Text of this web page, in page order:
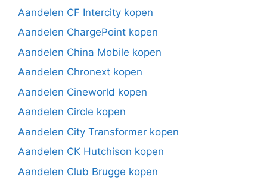
Aandelen CF Intercity kopen
Aandelen ChargePoint kopen
Aandelen China Mobile kopen
Aandelen Chronext kopen
Aandelen Cineworld kopen
Aandelen Circle kopen
Aandelen City Transformer kopen
Aandelen CK Hutchison kopen
Aandelen Club Brugge kopen